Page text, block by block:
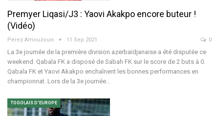
Premyer Liqasi/J3 : Yaovi Akakpo encore buteur !
(Vidéo)
Perez Amouzouvi 11 Sep 2021 0
La 3e journée de la première division azerbaïdjanaise a été disputée ce
weekend. Qabala FK a disposé de Sabah FK sur le score de 2 buts à 0.
Qabala FK et Yaovi Akakpo enchaînent les bonnes performances en
championnat. Lors de la 3e journée…
TOGOLAIS D'EUROPE